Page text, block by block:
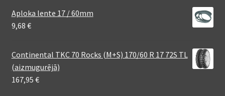
Aploka lente 17 / 60mm
9,68 €
Continental TKC 70 Rocks (M+S) 170/60 R 17 72S TL
(aizmugurējā)
167,95 €